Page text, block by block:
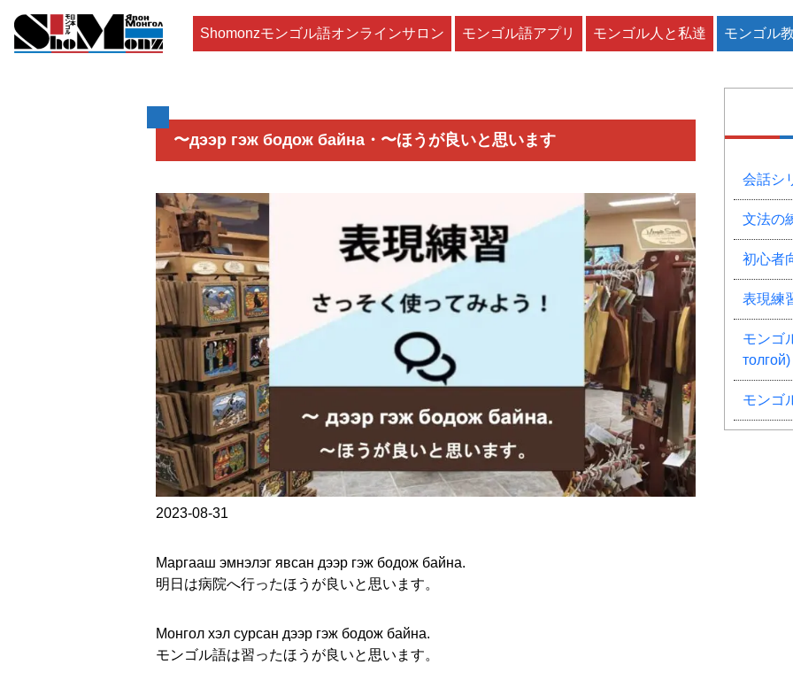
Shomonzモンゴル語オンラインサロン モンゴル語アプリ モンゴル人と私達 モンゴル
〜дээр гэж бодож байна・〜ほうが良いと思います
2023-08-31
Маргааш эмнэлэг явсан дээр гэж бодож байна.
明日は病院へ行ったほうが良いと思います。
Монгол хэл сурсан дээр гэж бодож байна.
モンゴル語は習ったほうが良いと思います。
会話シ
文法の
初心者
表現練
モンゴ
толгой)
モンゴ